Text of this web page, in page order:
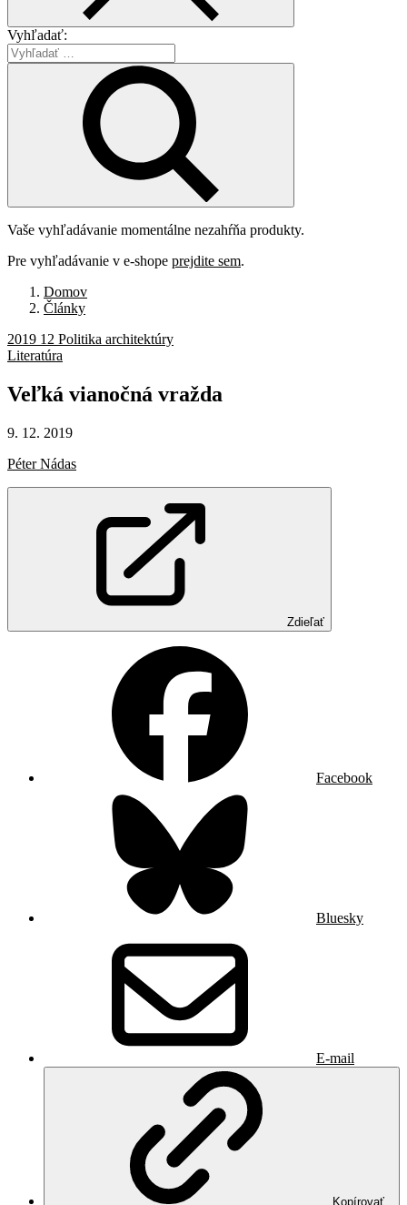
Vyhľadať:
Vaše vyhľadávanie momentálne nezahŕňa produkty.
Pre vyhľadávanie v e-shope prejdite sem.
Domov
Články
2019 12 Politika architektúry
Literatúra
Veľká vianočná vražda
9. 12. 2019
Péter Nádas
Zdieľať
Facebook
Bluesky
E-mail
Kopírovať